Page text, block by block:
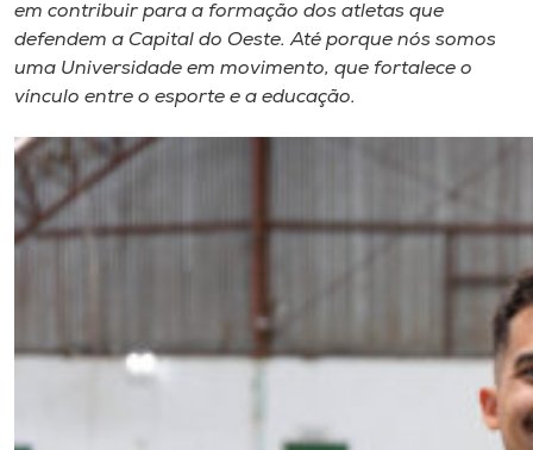
em contribuir para a formação dos atletas que
defendem a Capital do Oeste. Até porque nós somos
uma Universidade em movimento, que fortalece o
vínculo entre o esporte e a educação.